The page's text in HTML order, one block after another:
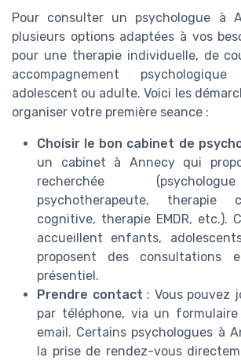
Pour consulter un psychologue à
plusieurs options adaptées à vos
pour une therapie individuelle, de
accompagnement
adolescent ou adulte. Voici les
organiser votre première seance :
Choisir le bon cabinet de
un cabinet à Annecy qui
recherchée
psychotherapeute, therapie
cognitive, therapie EMDR, etc.).
accueillent enfants,
proposent des consultations
présentiel.
Prendre contact : Vous pouvez
par téléphone, via un
email. Certains psychologues à
la prise de rendez-vous